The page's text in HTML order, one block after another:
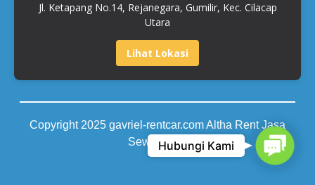
Jl. Ketapang No.14, Rejanegara, Gumilir, Kec. Cilacap
Utara
Lihat Lokasi
Copyright 2025 gavriel-rentcar.com Altha Rent Jasa
Sewa MobilHubungi Kami